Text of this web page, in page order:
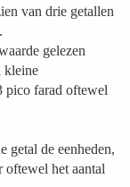
van drie getallen
gelezen
kleine
pico farad oftewel
getal de eenheden,
oftewel het aantal